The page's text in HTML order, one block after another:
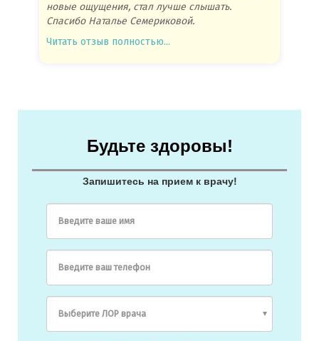
новые ощущения, стал лучше слышать.
Спасибо Наталье Семериковой.
Читать отзыв полностью...
Будьте здоровы!
Запишитесь на прием к врачу!
Введите ваше имя
Введите ваш телефон